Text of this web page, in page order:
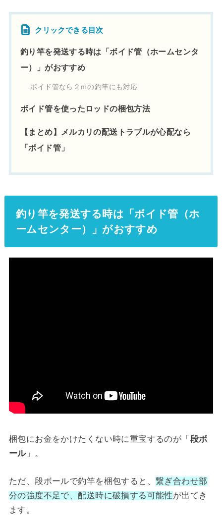
クリックできる目次
釣り竿を発送する時は「ボイド管（ホームセンタ
ー）」がおすすめ
ボイド管なら２ｍの釣竿にも対応
ボイド管を使ったロッドの梱包方法
【まとめ】メルカリの配送トラブルが心配なら
「ボイド管」
釣り竿を発送する時は「ボイド管（ホ
ームセンター）」がおすすめ
梱包にお金をかけたくない時に重宝するのが「 段ボ
ール」。
ただ、段ボールで釣竿を梱包すると、繋ぎ合わせ部
分の強度不足で、配送時に破損する可能性が出てき
ます。